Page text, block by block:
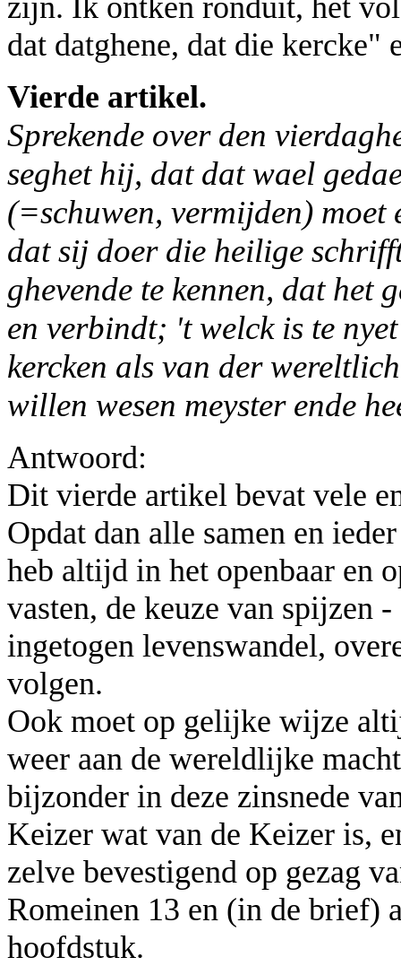
dat datghene, dat die kercke"
Vierde artikel.
Sprekende over den
seghet hij, dat dat wael
(=schuwen, vermijden) moet
dat sij doer die heilige
ghevende te kennen, dat het
en verbindt; 't welck is te
kercken als van der
willen wesen meyster ende
Antwoord:
Dit vierde artikel bevat vele
Opdat dan alle samen en
heb altijd in het openbaar en
vasten, de keuze van spijzen
ingetogen levenswandel,
volgen.
Ook moet op gelijke wijze
weer aan de wereldlijke
bijzonder in deze zinsnede
Keizer wat van de Keizer is,
zelve bevestigend op gezag
Romeinen 13 en (in de brief)
hoofdstuk.